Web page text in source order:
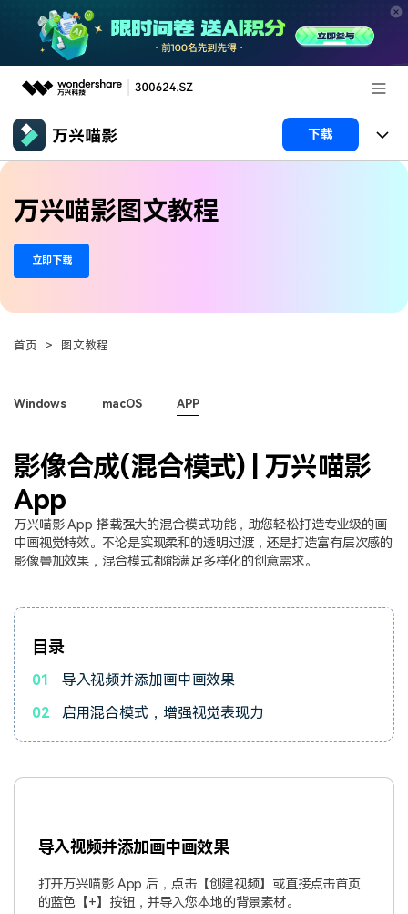
推荐产品
实用工具
新闻中心
关于万兴
加入我们
下载
产品系统
产品功能
AI功能
视频/照片
AI 图生视频 NEW
AI 视频续写 NEW
文本
解决方案
专业创作人群
使用教程
文章资讯
帮助中心
万兴喵影图文教程
立即下载
首页 > 图文教程
Windows macOS APP
影像合成(混合模式) | 万兴喵影
App
万兴喵影 App 搭载强大的混合模式功能，助您轻松打造专业级的画
中画视觉特效。不论是实现柔和的透明过渡，还是打造富有层次感的
影像叠加效果，混合模式都能满足多样化的创意需求。
目录
01
导入视频并添加画中画效果
02
启用混合模式，增强视觉表现力
导入视频并添加画中画效果
打开万兴喵影 App 后，点击【创建视频】或直接点击首页
的蓝色【+】按钮，并导入您本地的背景素材。